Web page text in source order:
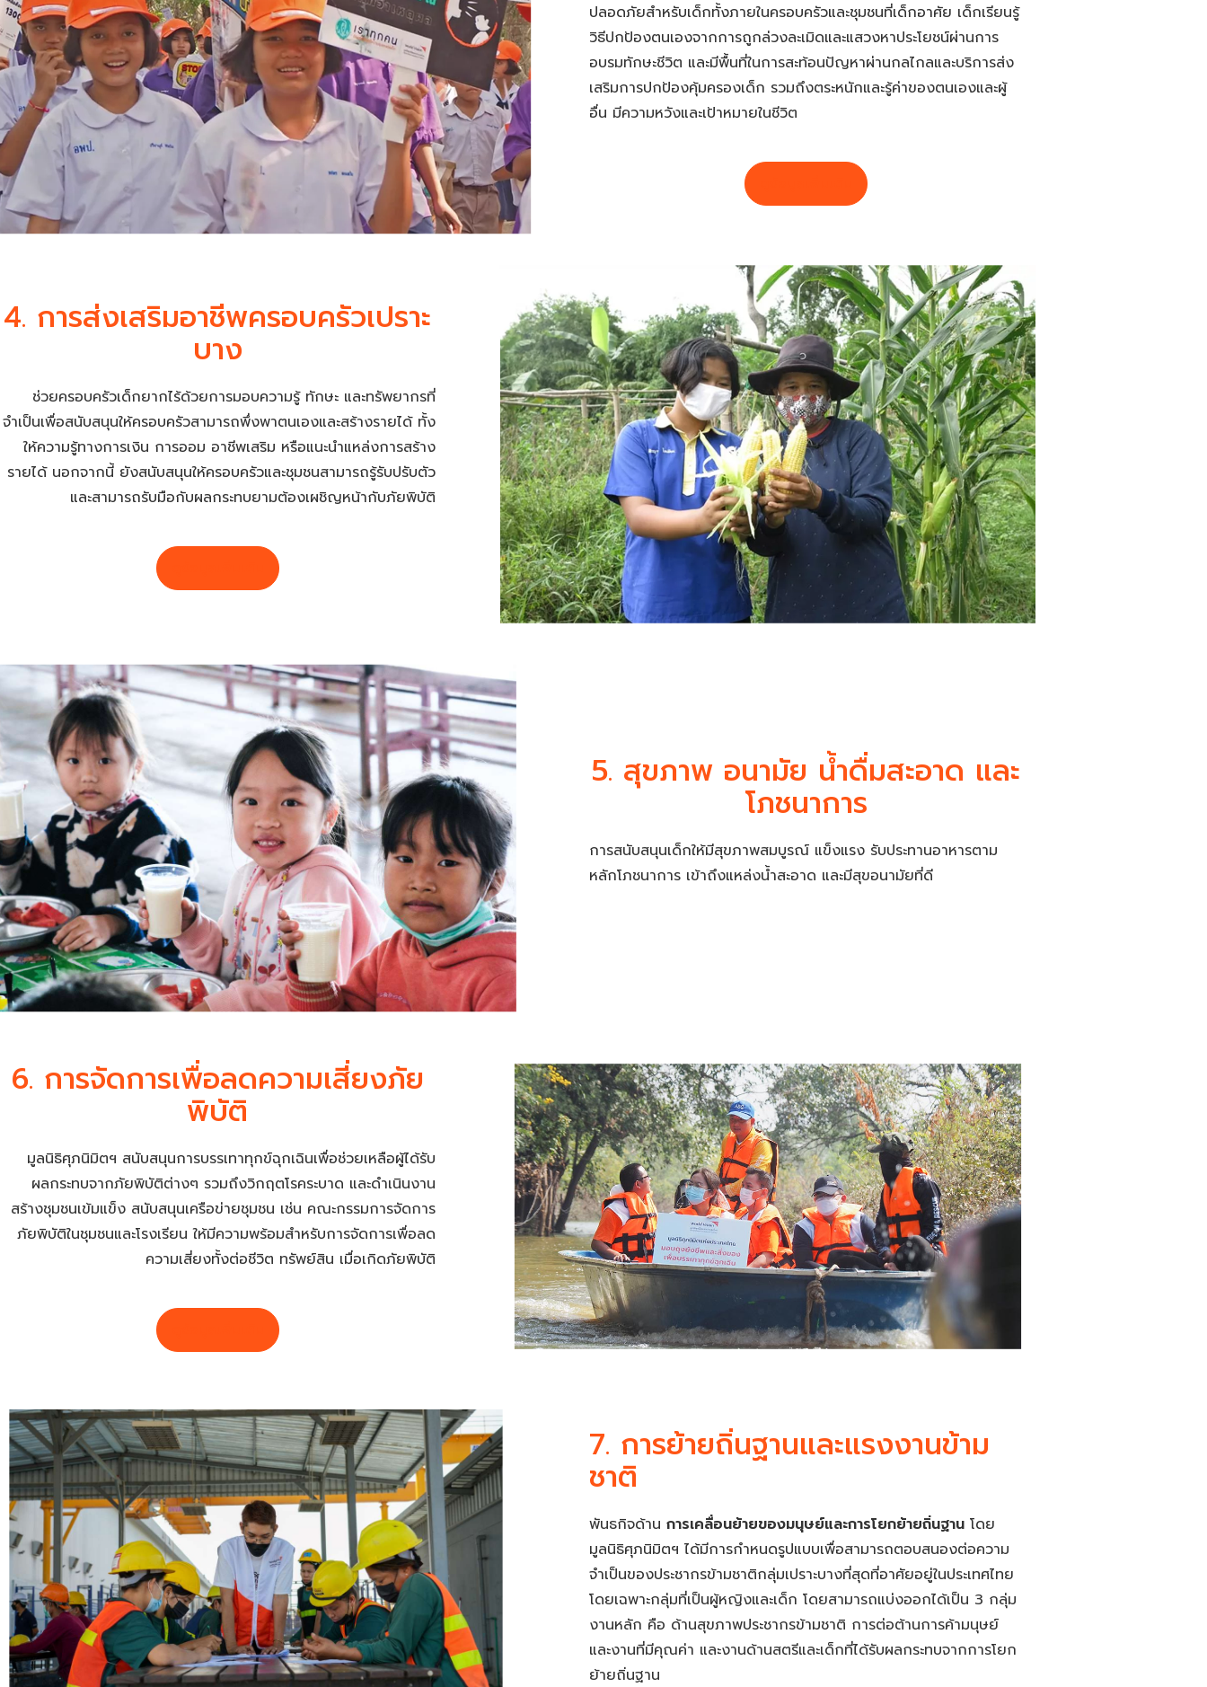
ปลอดภัยสำหรับเด็กทั้งภายในครอบครัวและชุมชนที่เด็กอาศัย เด็กเรียนรู้
วิธีปกป้องตนเองจากการถูกล่วงละเมิดและแสวงหาประโยชน์ผ่านการ
อบรมทักษะชีวิต และมีพื้นที่ในการสะท้อนปัญหาผ่านกลไกลและบริการส่ง
เสริมการปกป้องคุ้มครองเด็ก รวมถึงตระหนักและรู้ค่าของตนเองและผู้
อื่น มีความหวังและเป้าหมายในชีวิต
4. การส่งเสริมอาชีพครอบครัวเปราะ
บาง
ช่วยครอบครัวเด็กยากไร้ด้วยการมอบความรู้ ทักษะ และทรัพยากรที่
จำเป็นเพื่อสนับสนุนให้ครอบครัวสามารถพึ่งพาตนเองและสร้างรายได้ ทั้ง
ให้ความรู้ทางการเงิน การออม อาชีพเสริม หรือแนะนำแหล่งการสร้าง
รายได้ นอกจากนี้ ยังสนับสนุนให้ครอบครัวและชุมชนสามารถรู้รับปรับตัว
และสามารถรับมือกับผลกระทบยามต้องเผชิญหน้ากับภัยพิบัติ
5. สุขภาพ อนามัย น้ำดื่มสะอาด และ
โภชนาการ
การสนับสนุนเด็กให้มีสุขภาพสมบูรณ์ แข็งแรง รับประทานอาหารตาม
หลักโภชนาการ เข้าถึงแหล่งน้ำสะอาด และมีสุขอนามัยที่ดี
6. การจัดการเพื่อลดความเสี่ยงภัย
พิบัติ
มูลนิธิศุภนิมิตฯ สนับสนุนการบรรเทาทุกข์ฉุกเฉินเพื่อช่วยเหลือผู้ได้รับ
ผลกระทบจากภัยพิบัติต่างๆ รวมถึงวิกฤตโรคระบาด และดำเนินงาน
สร้างชุมชนเข้มแข็ง สนับสนุนเครือข่ายชุมชน เช่น คณะกรรมการจัดการ
ภัยพิบัติในชุมชนและโรงเรียน ให้มีความพร้อมสำหรับการจัดการเพื่อลด
ความเสี่ยงทั้งต่อชีวิต ทรัพย์สิน เมื่อเกิดภัยพิบัติ
7. การย้ายถิ่นฐานและแรงงานข้าม
ชาติ
พันธกิจด้าน การเคลื่อนย้ายของมนุษย์และการโยกย้ายถิ่นฐานโดย
มูลนิธิศุภนิมิตฯ ได้มีการกำหนดรูปแบบเพื่อสามารถตอบสนองต่อความ
จำเป็นของประชากรข้ามชาติกลุ่มเปราะบางที่สุดที่อาศัยอยู่ในประเทศไทย
โดยเฉพาะกลุ่มที่เป็นผู้หญิงและเด็ก โดยสามารถแบ่งออกได้เป็น 3 กลุ่ม
งานหลัก คือ ด้านสุขภาพประชากรข้ามชาติ การต่อต้านการค้ามนุษย์
และงานที่มีคุณค่า และงานด้านสตรีและเด็กที่ได้รับผลกระทบจากการโยก
ย้ายถิ่นฐาน